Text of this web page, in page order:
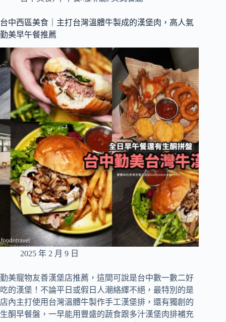
｜
韓
人
開
的
人
氣
炸
醬
麵、
炒
碼
麵
專
賣
店
台中西區美食｜主打台灣溫體牛製成的漢堡肉，高人氣
勤美早午餐推薦
2025 年 2 月 9 日
勤美寵物友善漢堡店推薦，這間可說是台中數一數二好
吃的漢堡！不論平日或假日人潮絡繹不絕，最特別的是
店內主打使用台灣溫體牛製作手工漢堡排，還有獨創的
生酮早餐盤，一早能用豐盛的蔬食跟多汁漢堡肉排補充